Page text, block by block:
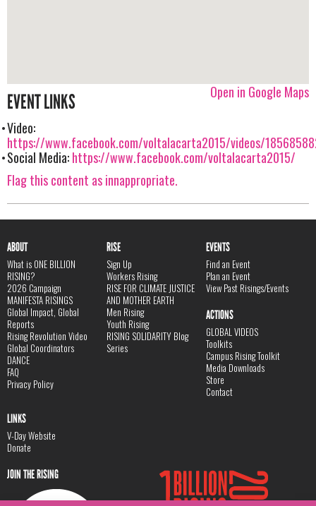
Open in Google Maps
EVENT LINKS
Video:
https://www.facebook.com/voltalacarta2015/videos/
Social Media:https://www.facebook.com/voltalacarta2015/
Flag this content as innappropriate.
ABOUT
What is ONE BILLION
RISING?
2026 Campaign
MANIFESTA RISINGS
Global Impact, Global
Reports
Rising Revolution Video
Global Coordinators
DANCE
FAQ
Privacy Policy
RISE
Sign Up
Workers Rising
RISE FOR CLIMATE JUSTICE
AND MOTHER EARTH
Men Rising
Youth Rising
RISING SOLIDARITY Blog
Series
EVENTS
Find an Event
Plan an Event
View Past Risings/Events
ACTIONS
GLOBAL VIDEOS
Toolkits
Campus Rising Toolkit
Media Downloads
Store
Contact
LINKS
V-Day Website
Donate
JOIN THE RISING